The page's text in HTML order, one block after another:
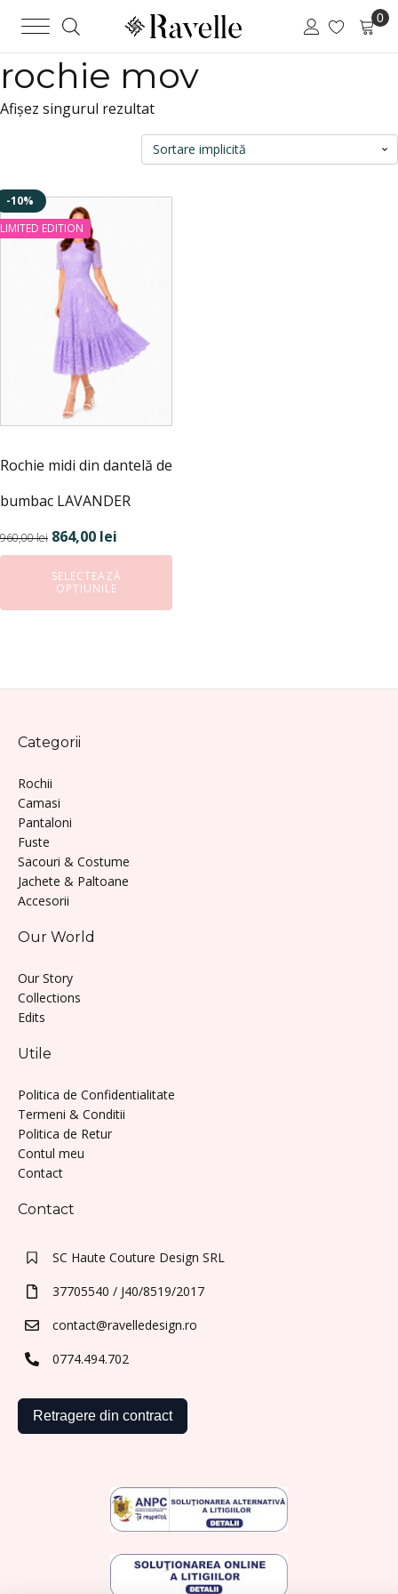
rochie mov
Afișez singurul rezultat
LIMITED EDITION
-10%
Rochie midi din dantelă de
bumbac LAVANDER
960,00lei Prețul
inițial
a
864,00 lei
curent
este:
SELECTEAZĂ
OPȚIUNILE
Acest
produs
Opțiunile
în
produsului.
Categorii
Rochii
Camasi
Pantaloni
Fuste
Sacouri & Costume
Jachete & Paltoane
Accesorii
Our World
Our Story
Collections
Edits
Utile
Politica de Confidentialitate
Termeni & Conditii
Politica de Retur
Contul meu
Contact
Contact
SC Haute Couture Design SRL
37705540 / J40/8519/2017
contact@ravelledesign.ro
0774.494.702
Retragere din contract